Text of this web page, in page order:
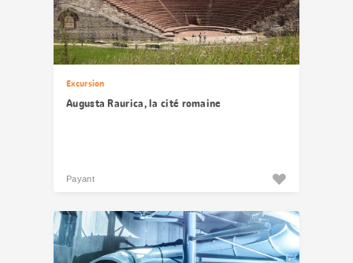
Excursion
Augusta Raurica, la cité romaine
Payant